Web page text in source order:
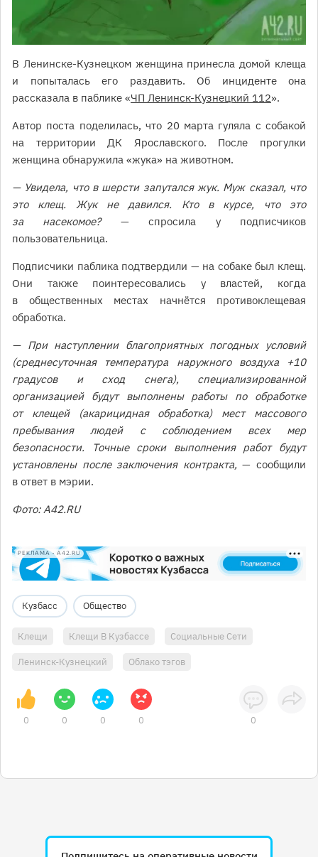
В Ленинске-Кузнецком женщина принесла домой клеща
и попыталась его раздавить. Об инциденте она
рассказала в паблике «ЧП Ленинск-Кузнецкий 112».
Автор поста поделилась, что 20 марта гуляла с собакой
на территории ДК Ярославского. После прогулки
женщина обнаружила «жука» на животном.
— Увидела, что в шерсти запутался жук. Муж сказал, что
это клещ. Жук не давился. Кто в курсе, что это
за насекомое?— спросила у подписчиков
пользовательница.
Подписчики паблика подтвердили — на собаке был клещ.
Они также поинтересовались у властей, когда
в общественных местах начнётся противоклещевая
обработка.
— При наступлении благоприятных погодных условий
(среднесуточная температура наружного воздуха +10
градусов и сход снега), специализированной
организацией будут выполнены работы по обработке
от клещей (акарицидная обработка) мест массового
пребывания людей с соблюдением всех мер
безопасности. Точные сроки выполнения работ будут
установлены после заключения контракта,— сообщили
в ответ в мэрии.
Фото: A42.RU
РЕКЛАМА • A42.RU
Кузбасс Общество
Клещи Клещи В Кузбассе Социальные Сети
Ленинск-Кузнецкий Облако тэгов
0 0 0 0 0